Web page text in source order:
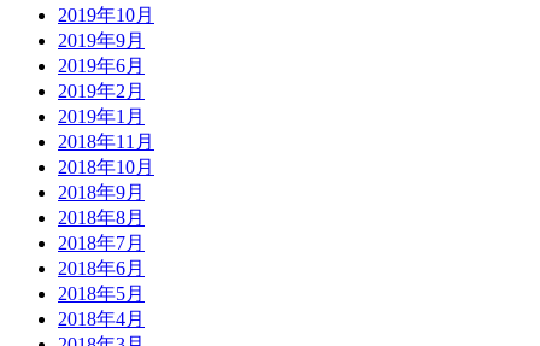
2019年10月
2019年9月
2019年6月
2019年2月
2019年1月
2018年11月
2018年10月
2018年9月
2018年8月
2018年7月
2018年6月
2018年5月
2018年4月